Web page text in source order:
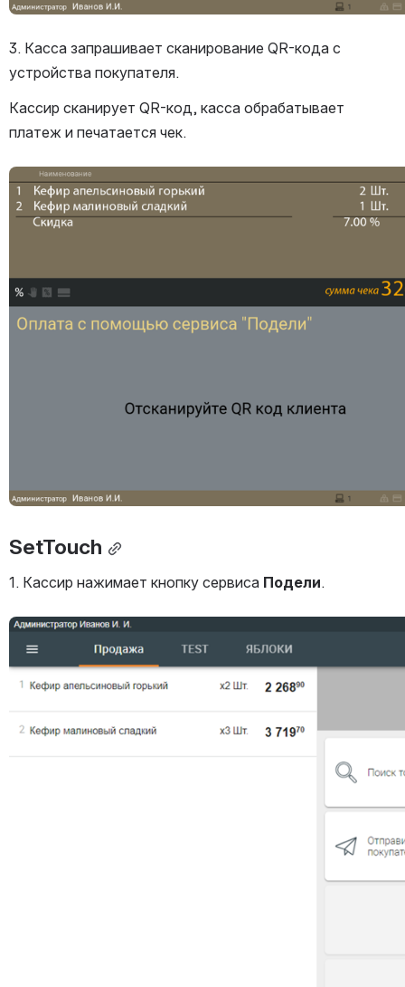
3. Касса запрашивает сканирование QR-кода с
устройства покупателя.
Кассир сканирует QR-код, касса обрабатывает
платеж и печатается чек.
Открыть файл «»
SetTouch
1. Кассир нажимает кнопку сервиса Подели.
Открыть файл «»